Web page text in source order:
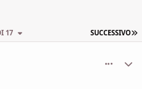
SUCCESSIVO
17